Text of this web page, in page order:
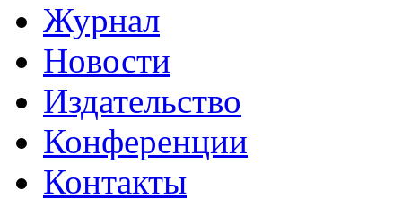
Журнал
Новости
Издательство
Конференции
Контакты